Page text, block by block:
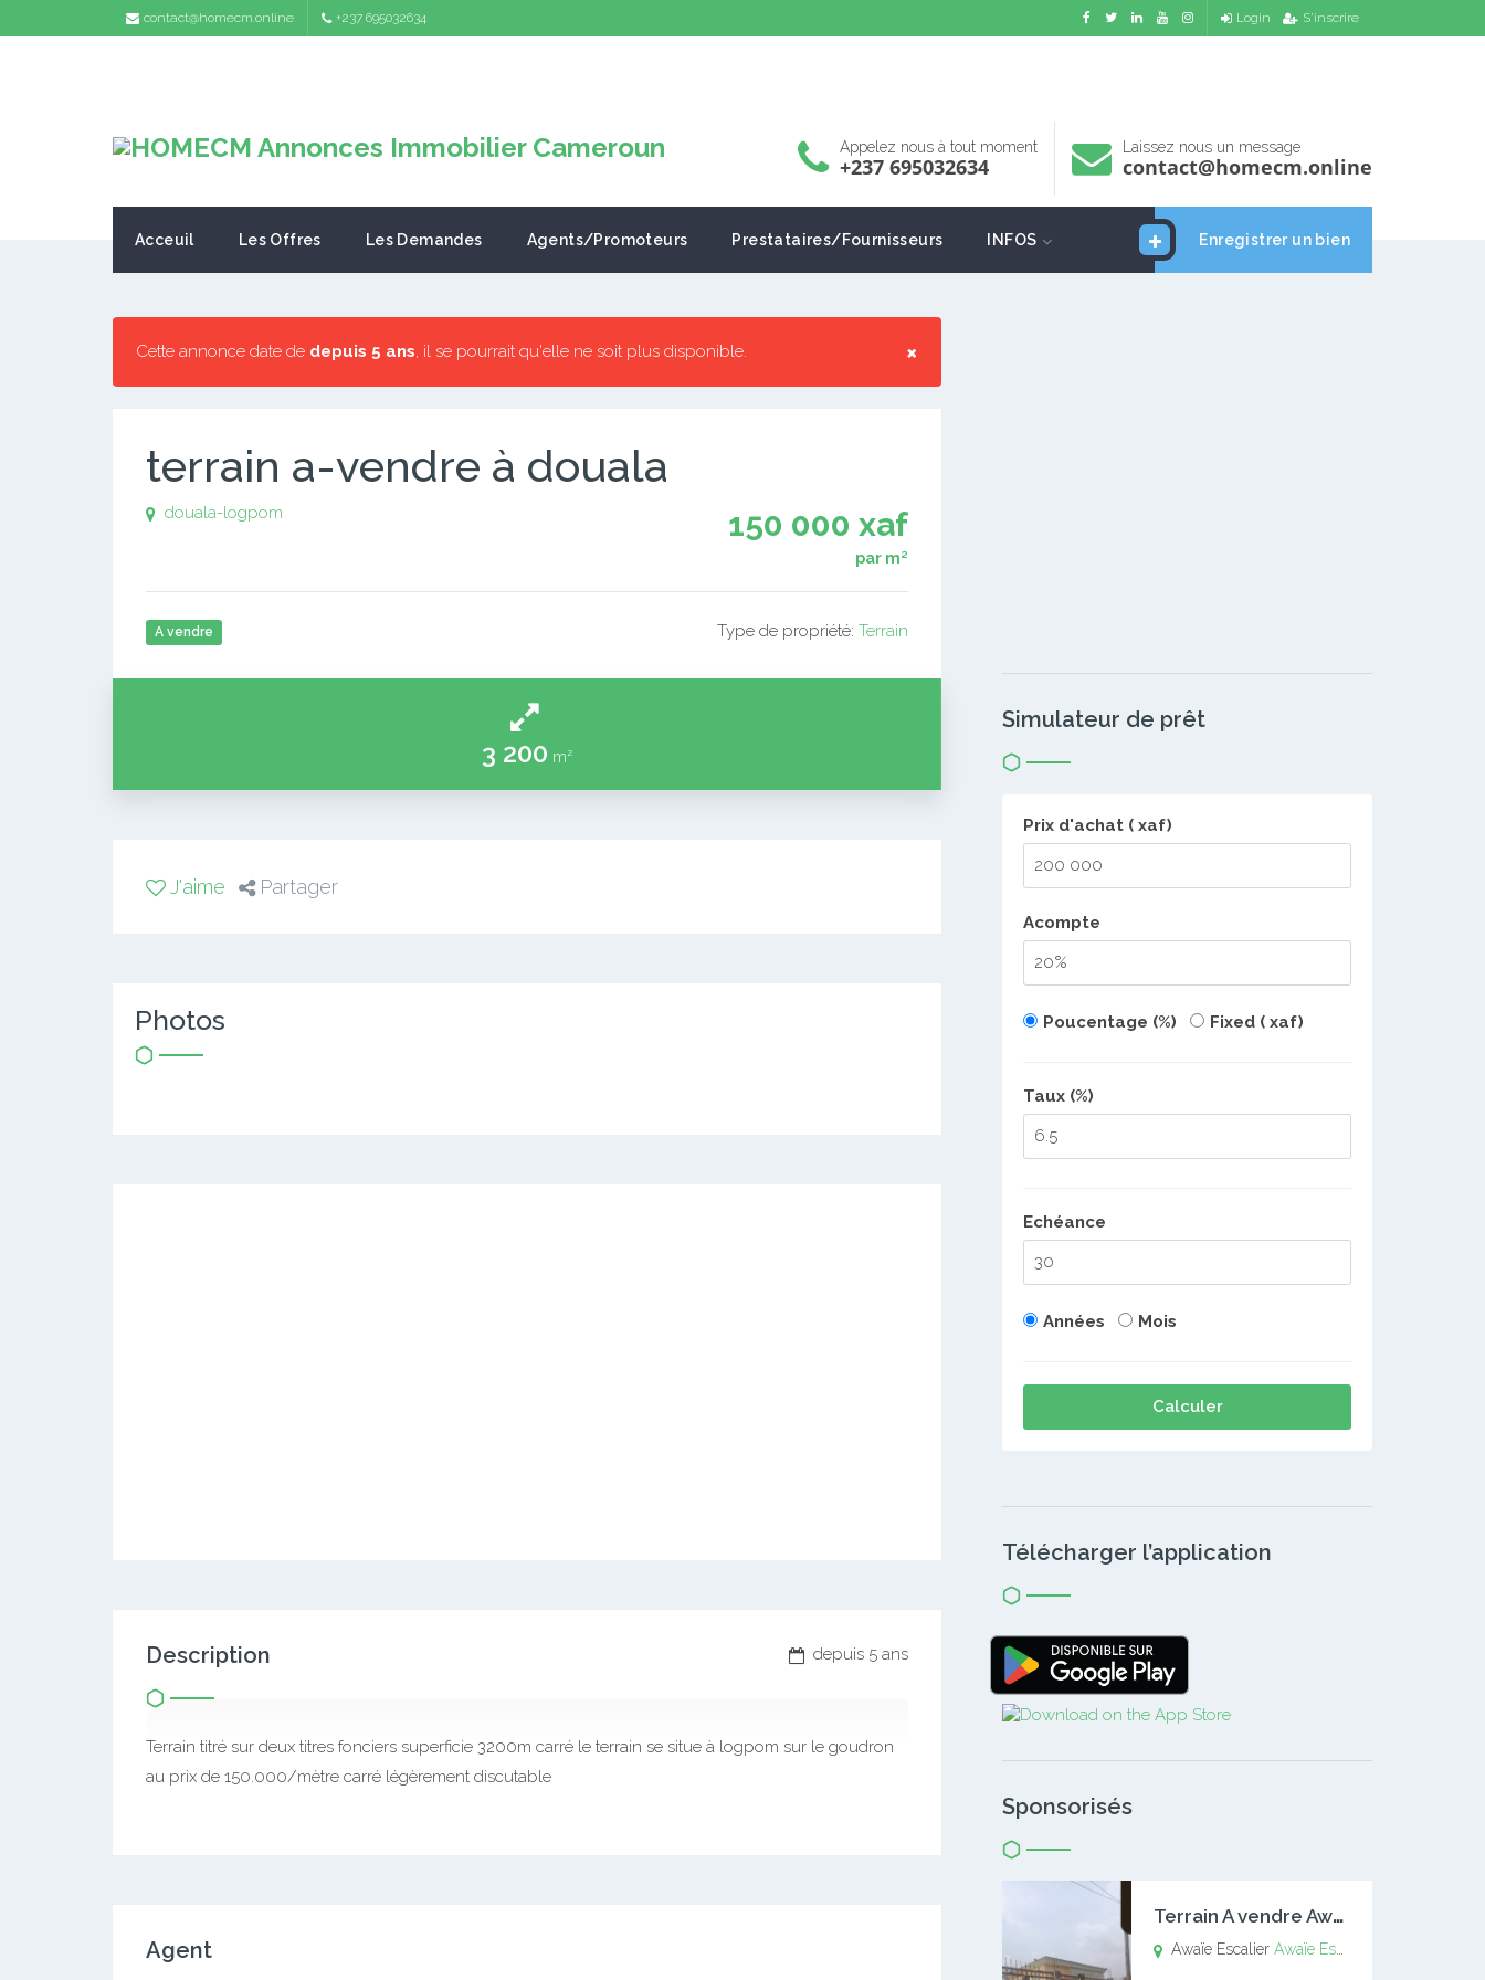
contact@homecm.online +237 695032634 Login S'inscrire
Appelez nous à tout moment
+237 695032634
Laissez nous un message
contact@homecm.online
Enregistrer un bien
Acceuil Les Offres Les Demandes Agents/Promoteurs Prestataires/Fournisseurs INFOS
×
Cette annonce date de depuis 5 ans, il se pourrait qu'elle ne soit plus disponible.
terrain a-vendre à douala
150 000 xaf
par m²
douala-logpom
A vendre Type de propriété: Terrain
3 200 m²
J'aime Partager
Photos
depuis 5 ans
Description
Terrain titré sur deux titres fonciers superficie 3200m carré le terrain se situe à logpom sur le goudron
au prix de 150.000/mètre carré légèrement discutable
Agent
Simulateur de prêt
Prix d'achat ( xaf)
Acompte
Poucentage (%) Fixed ( xaf)
Taux (%)
Echéance
Années Mois
Calculer
Télécharger l’application
Sponsorisés
T
errain A vendre Awaïe Escalier
Awaïe EscalierAwaïe Escalier